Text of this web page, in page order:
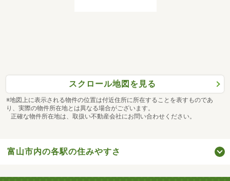
スクロール地図を見る
※地図上に表示される物件の位置は付近住所に所在することを表すものであ
り、実際の物件所在地とは異なる場合がございます。
正確な物件所在地は、取扱い不動産会社にお問い合わせください。
富山市内の各駅の住みやすさ